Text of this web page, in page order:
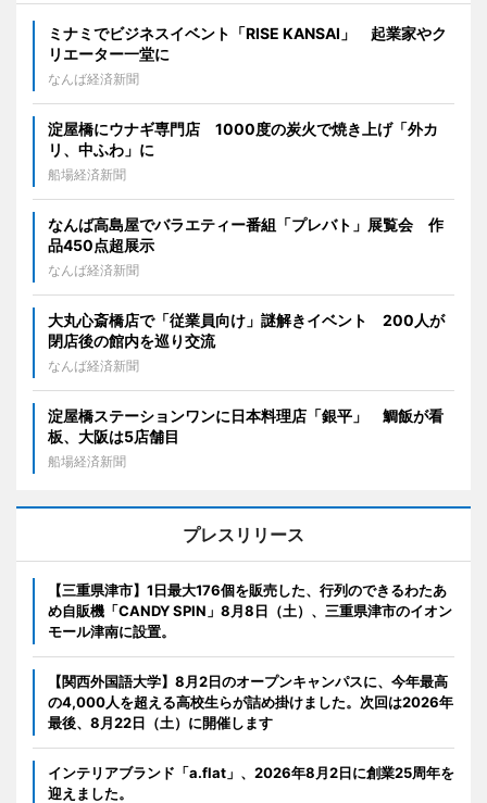
ミナミでビジネスイベント「RISE KANSAI」 起業家やク
リエーター一堂に
なんば経済新聞
淀屋橋にウナギ専門店 1000度の炭火で焼き上げ「外カ
リ、中ふわ」に
船場経済新聞
なんば高島屋でバラエティー番組「プレバト」展覧会 作
品450点超展示
なんば経済新聞
大丸心斎橋店で「従業員向け」謎解きイベント 200人が
閉店後の館内を巡り交流
なんば経済新聞
淀屋橋ステーションワンに日本料理店「銀平」 鯛飯が看
板、大阪は5店舗目
船場経済新聞
プレスリリース
【三重県津市】1日最大176個を販売した、行列のできるわたあ
め自販機「CANDY SPIN」8月8日（土）、三重県津市のイオン
モール津南に設置。
【関西外国語大学】8月2日のオープンキャンパスに、今年最高
の4,000人を超える高校生らが詰め掛けました。次回は2026年
最後、8月22日（土）に開催します
インテリアブランド「a.flat」、2026年8月2日に創業25周年を
迎えました。